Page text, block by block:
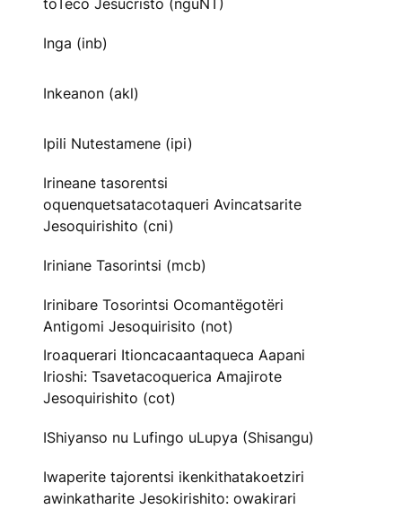
toTeco Jesucristo (nguNT)
Inga (inb)
Inkeanon (akl)
Ipili Nutestamene (ipi)
Irineane tasorentsi
oquenquetsatacotaqueri Avincatsarite
Jesoquirishito (cni)
Iriniane Tasorintsi (mcb)
Irinibare Tosorintsi Ocomantëgotëri
Antigomi Jesoquirisito (not)
Iroaquerari Itioncacaantaqueca Aapani
Irioshi: Tsavetacoquerica Amajirote
Jesoquirishito (cot)
IShiyanso nu Lufingo uLupya (Shisangu)
Iwaperite tajorentsi ikenkithatakoetziri
awinkatharite Jesokirishito: owakirari